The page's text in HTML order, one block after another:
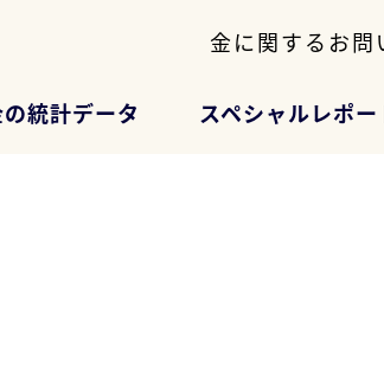
金に関するお問
の統計データ スペシャルレポー